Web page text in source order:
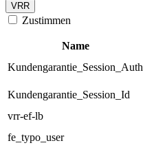
VRR
Zustimmen
Name
Kundengarantie_Session_Auth
Kundengarantie_Session_Id
vrr-ef-lb
fe_typo_user